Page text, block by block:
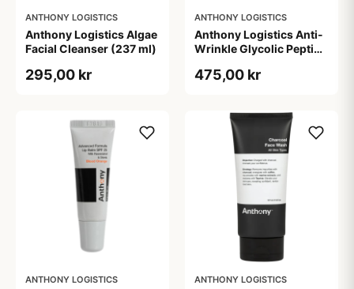
ANTHONY LOGISTICS
Anthony Logistics Algae
Facial Cleanser (237 ml)
295,00 kr
ANTHONY LOGISTICS
Anthony Logistics Anti-
Wrinkle Glycolic Peptide
475,00 kr
ANTHONY LOGISTICS ANTHONY LOGISTICS